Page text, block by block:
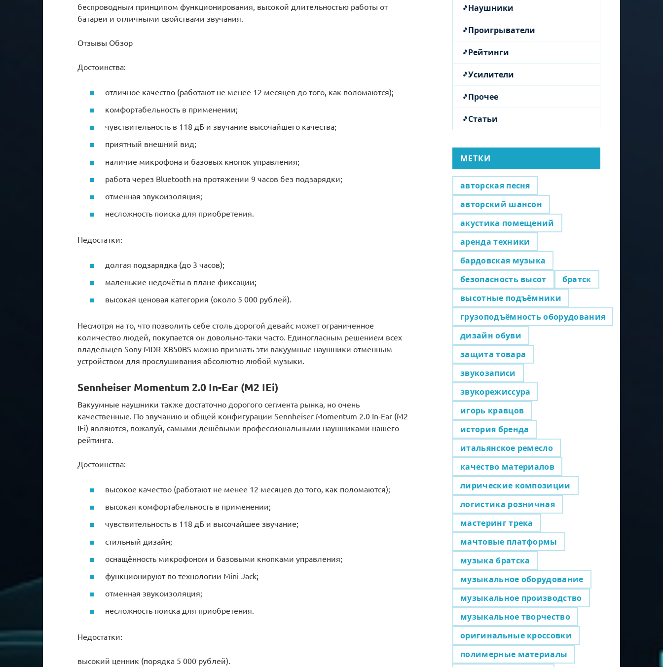
беспроводным принципом функционирования, высокой длительностью работы от
батареи и отличными свойствами звучания.
Отзывы Обзор
Достоинства:
отличное качество (работают не менее 12 месяцев до того, как поломаются);
комфортабельность в применении;
чувствительность в 118 дБ и звучание высочайшего качества;
приятный внешний вид;
наличие микрофона и базовых кнопок управления;
работа через Bluetooth на протяжении 9 часов без подзарядки;
отменная звукоизоляция;
несложность поиска для приобретения.
Недостатки:
долгая подзарядка (до 3 часов);
маленькие недочёты в плане фиксации;
высокая ценовая категория (около 5 000 рублей).
Несмотря на то, что позволить себе столь дорогой девайс может ограниченное
количество людей, покупается он довольно-таки часто. Единогласным решением всех
владельцев Sony MDR-XB50BS можно признать эти вакуумные наушники отменным
устройством для прослушивания абсолютно любой музыки.
Sennheiser Momentum 2.0 In-Ear (M2 IEi)
Вакуумные наушники также достаточно дорогого сегмента рынка, но очень
качественные. По звучанию и общей конфигурации Sennheiser Momentum 2.0 In-Ear (M2
IEi) являются, пожалуй, самыми дешёвыми профессиональными наушниками нашего
рейтинга.
Достоинства:
высокое качество (работают не менее 12 месяцев до того, как поломаются);
высокая комфортабельность в применении;
чувствительность в 118 дБ и высочайшее звучание;
стильный дизайн;
оснащённость микрофоном и базовыми кнопками управления;
функционируют по технологии Mini-Jack;
отменная звукоизоляция;
несложность поиска для приобретения.
Недостатки:
высокий ценник (порядка 5 000 рублей).
Наушники
Проигрыватели
Рейтинги
Усилители
Прочее
Статьи
МЕТКИ
авторская песня
авторский шансон
акустика помещений
аренда техники
бардовская музыка
безопасность высот
братск
высотные подъёмники
грузоподъёмность оборудования
дизайн обуви
защита товара
звукозаписи
звукорежиссура
игорь кравцов
история бренда
итальянское ремесло
качество материалов
лирические композиции
логистика розничная
мастеринг трека
мачтовые платформы
музыка братска
музыкальное оборудование
музыкальное производство
музыкальное творчество
оригинальные кроссовки
полимерные материалы